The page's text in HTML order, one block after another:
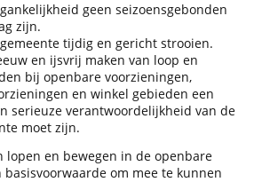
geen seizoensgebonden
zijn.
tijdig en gericht strooien.
en ijsvrij maken van loop en
bij openbare voorzieningen,
en winkel gebieden een
serieuze verantwoordelijkheid van de
moet zijn.
lopen en bewegen in de openbare
om mee te kunnen